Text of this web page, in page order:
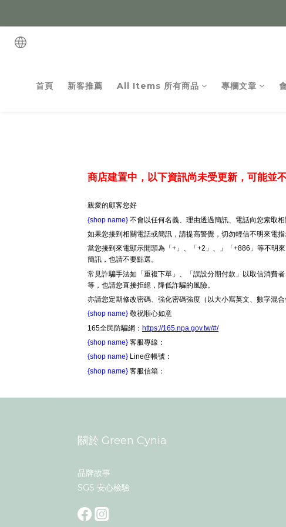
首頁 新客推薦 All Items 所有商品 專欄文章
商店建置中，以下資訊尚未受更新，可能並
親愛的顧客您好
{shop name} 不會以任何名義、理由透過簡訊、電話向您索取
如果您接到相關電話或簡訊，請提高警覺，切勿輕信不明來電
當您接到來電顯示開頭為「+」、「+2」、」「+886」等不明
簡訊，也請不要點選。
常見詐騙手法如「重複下單」、「誤設分期付款」以取信消費
等，也請您直接拒絕，降低詐騙的風險。
亦請您定期修改密碼、強化密碼強度（以大小寫英文、數字混
{shop name} 敬祝順心如意
165全民防騙網： https://165.npa.gov.tw/#/
{shop name} 客服專線：
{shop name} Line@帳號：
{shop name} 客服信箱：
關於 Green Cynia
品牌故事
SGS 安心檢驗